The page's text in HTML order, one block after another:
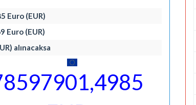
Euro (EUR)
Euro (EUR)
alınacaksa